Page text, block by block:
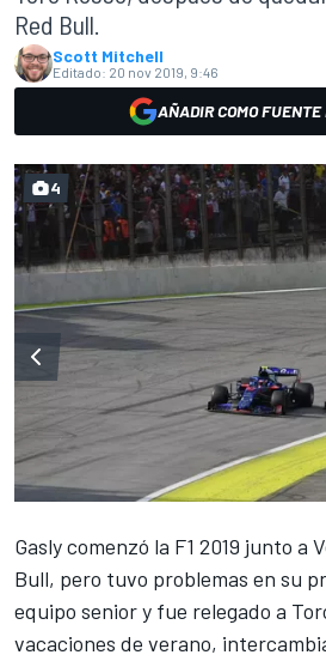
Red Bull.
Scott Mitchell
Editado: 20 nov 2019, 9:46
AÑADIR COMO
4
Gasly comenzó la F1 2019 junto a
Bull, pero tuvo problemas en su
equipo senior y fue relegado a
vacaciones de verano,